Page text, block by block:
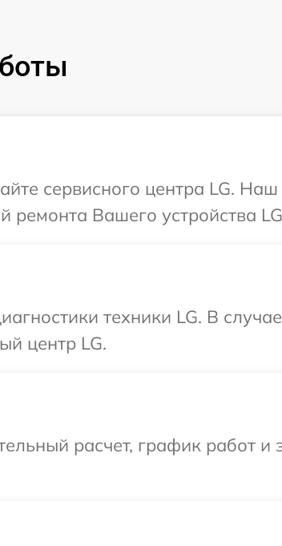
сервисного центра LG.
ремонта Вашего устройства
техники LG. В
центр LG.
расчет, график работ и